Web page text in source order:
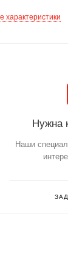
характеристики
Нужна
Наши